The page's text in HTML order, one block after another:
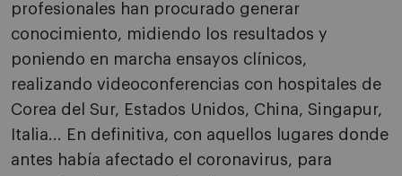
profesionales han procurado generar
conocimiento, midiendo los resultados y
poniendo en marcha ensayos clínicos,
realizando videoconferencias con hospitales de
Corea del Sur, Estados Unidos, China, Singapur,
Italia... En definitiva, con aquellos lugares donde
antes había afectado el coronavirus, para